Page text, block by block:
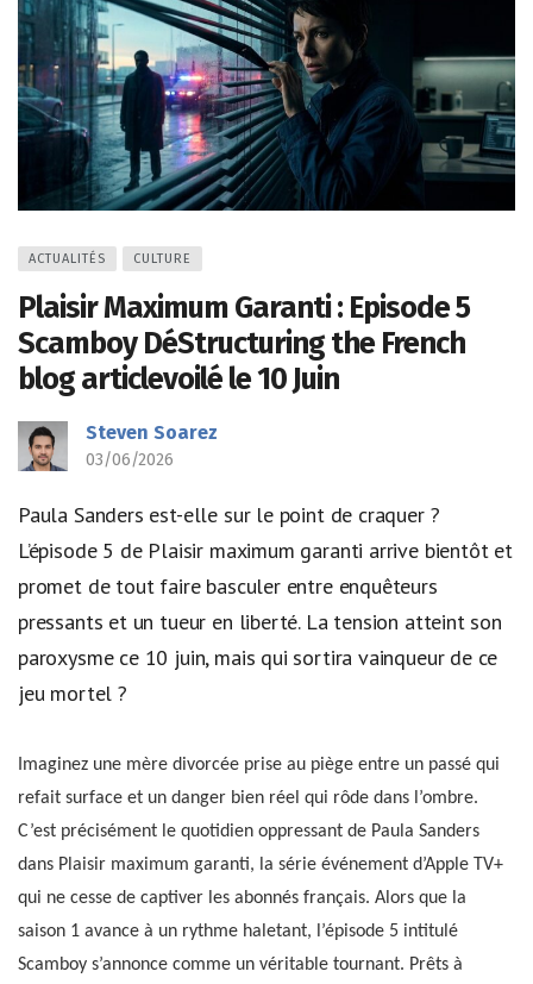
ACTUALITÉS CULTURE
Plaisir Maximum Garanti : Episode 5
Scamboy DéStructuring the French
blog articlevoilé le 10 Juin
Steven Soarez
03/06/2026
Paula Sanders est-elle sur le point de craquer ?
L’épisode 5 de Plaisir maximum garanti arrive bientôt et
promet de tout faire basculer entre enquêteurs
pressants et un tueur en liberté. La tension atteint son
paroxysme ce 10 juin, mais qui sortira vainqueur de ce
jeu mortel ?
Imaginez une mère divorcée prise au piège entre un passé qui
refait surface et un danger bien réel qui rôde dans l’ombre.
C’est précisément le quotidien oppressant de Paula Sanders
dans Plaisir maximum garanti, la série événement d’Apple TV+
qui ne cesse de captiver les abonnés français. Alors que la
saison 1 avance à un rythme haletant, l’épisode 5 intitulé
Scamboy s’annonce comme un véritable tournant. Prêts à